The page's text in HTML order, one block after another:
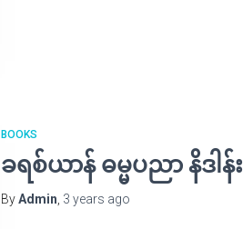
BOOKS
ခရစ်ယာန် ဓမ္မပညာ နိဒါန်း
ByAdmin 3 years ago